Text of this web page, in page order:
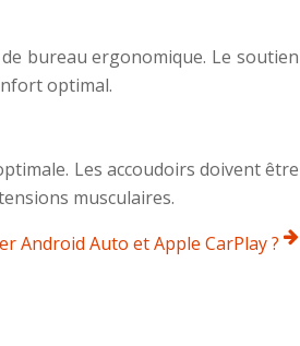
bureau ergonomique. Le soutien
optimal.
Les accoudoirs doivent être
musculaires.
Android Auto et Apple CarPlay ?